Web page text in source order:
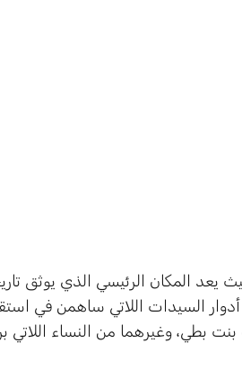
المكان الرئيسي الذي يوثق
السيدات اللاتي ساهمن في
بطي، وغيرهما من النساء اللاتي